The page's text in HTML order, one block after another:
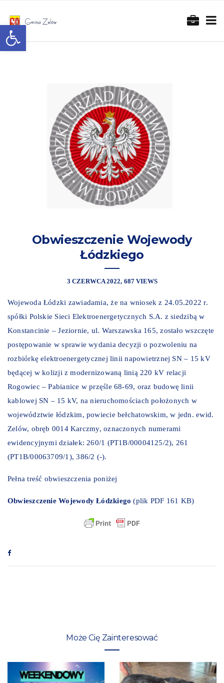
Otwórz pasek narzędzi
Obwieszczenie Wojewody
Łódzkiego
3 CZERWCA 2022 687 VIEWS
Wojewoda Łódzki zawiadamia, że na wniosek z 24.05.2022 r.
spółki Polskie Sieci Elektroenergetycznych S.A. z siedzibą w
Konstancinie – Jeziornie, ul. Warszawska 165, zostało wszczęte
postępowanie w sprawie wydania decyzji o pozwoleniu na
rozbiórkę elektroenergetycznej linii napowietrznej SN – 15 kV
będącej w kolizji z modernizowaną linią 220 kV relacji
Rogowiec – Pabianice w przęśle 68-69, oraz budowę linii
kablowej SN – 15 kV, na nieruchomościach położonych w
województwie łódzkim, powiecie bełchatowskim, w jedn. ewid.
Zelów, obręb 0014 Karczmy, oznaczonych numerami
ewidencyjnymi działek: 260/1 (PT1B/00004125/2), 261
(PT1B/00063709/1), 386/2 (-).
Pełna treść obwieszczenia poniżej
Obwieszczenie Wojewody Łódzkiego (plik PDF 161 KB)
Może Cię Zainteresować